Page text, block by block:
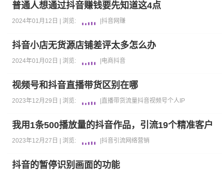
普通人想通过抖音赚钱要先知道这4点
2024年01月12日 | 浏览: |抖音网赚
抖音小店无货源店铺差评太多怎么办
2024年01月02日 | 浏览: 电商抖音
视频号和抖音直播带货区别在哪
2023年12月29日 | 浏览: 直播带货流量抖音视频号个人IP
我用1条500播放量的抖音作品，引流19个精准客户
2023年12月27日 | 浏览: |抖音引流网络营销
抖音的暂停识别画面的功能